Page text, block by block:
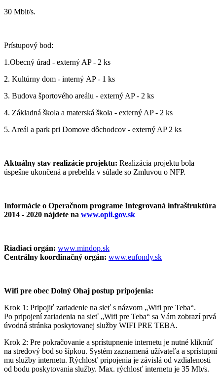
30 Mbit/s.
Prístupový bod:
1.Obecný úrad - externý AP - 2 ks
2. Kultúrny dom - interný AP - 1 ks
3. Budova športového areálu - externý AP - 2 ks
4. Základná škola a materská škola - externý AP - 2 ks
5. Areál a park pri Domove dôchodcov - externý AP 2 ks
Aktuálny stav realizácie projektu: Realizácia projektu bola
úspešne ukončená a prebehla v súlade so Zmluvou o NFP.
Informácie o Operačnom programe Integrovaná infraštruktúra
2014 - 2020 nájdete na www.opii.gov.sk
Riadiaci orgán: www.mindop.sk
Centrálny koordinačný orgán: www.eufondy.sk
Wifi pre obec Dolný Ohaj postup pripojenia:
Krok 1: Pripojiť zariadenie na sieť s názvom „Wifi pre Teba“.
Po pripojení zariadenia na sieť „Wifi pre Teba“ sa Vám zobrazí prvá
úvodná stránka poskytovanej služby WIFI PRE TEBA.
Krok 2: Pre pokračovanie a sprístupnenie internetu je nutné kliknúť
na stredový bod so šípkou. Systém zaznamená užívateľa a sprístupní
mu služby internetu. Rýchlosť pripojenia je závislá od vzdialenosti
od bodu poskytovania služby. Max. rýchlosť internetu je 35 Mb/s.